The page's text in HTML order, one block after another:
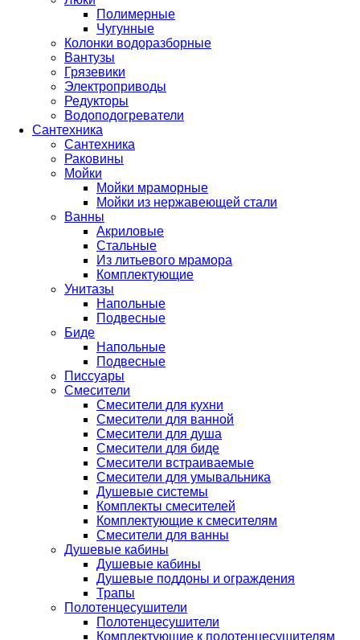
Полимерные
Чугунные
Колонки водоразборные
Вантузы
Грязевики
Электроприводы
Редукторы
Водоподогреватели
Сантехника
Сантехника
Раковины
Мойки
Мойки мраморные
Мойки из нержавеющей стали
Ванны
Акриловые
Стальные
Из литьевого мрамора
Комплектующие
Унитазы
Напольные
Подвесные
Биде
Напольные
Подвесные
Писсуары
Смесители
Смесители для кухни
Смесители для ванной
Смесители для душа
Смесители для биде
Смесители встраиваемые
Смесители для умывальника
Душевые системы
Комплекты смесителей
Комплектующие к смесителям
Смесители для ванны
Душевые кабины
Душевые кабины
Душевые поддоны и ограждения
Трапы
Полотенцесушители
Полотенцесушители
Комплектующие к полотенцесушителям